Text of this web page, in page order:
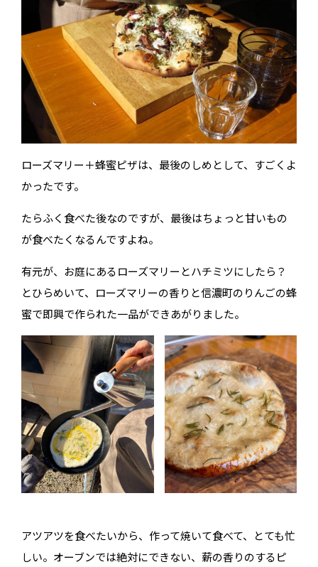
ローズマリー＋蜂蜜ピザは、最後のしめとして、すごくよ
かったです。
たらふく食べた後なのですが、最後はちょっと甘いもの
が食べたくなるんですよね。
有元が、お庭にあるローズマリーとハチミツにしたら？
とひらめいて、ローズマリーの香りと信濃町のりんごの蜂
蜜で即興で作られた一品ができあがりました。
アツアツを食べたいから、作って焼いて食べて、とても忙
しい。オーブンでは絶対にできない、薪の香りのするピ